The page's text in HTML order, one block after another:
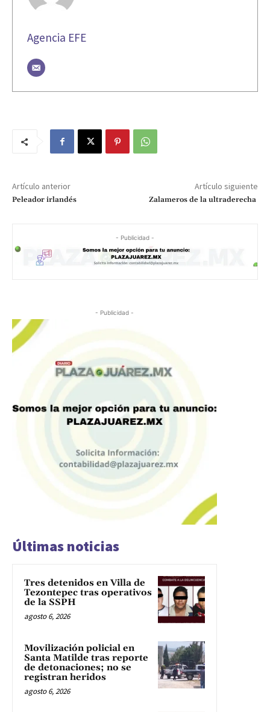
Agencia EFE
Artículo anterior
Peleador irlandés
Artículo siguiente
Zalameros de la ultraderecha
- Publicidad -
- Publicidad -
Últimas noticias
Tres detenidos en Villa de
Tezontepec tras operativos
de la SSPH
agosto 6, 2026
Movilización policial en
Santa Matilde tras reporte
de detonaciones; no se
registran heridos
agosto 6, 2026